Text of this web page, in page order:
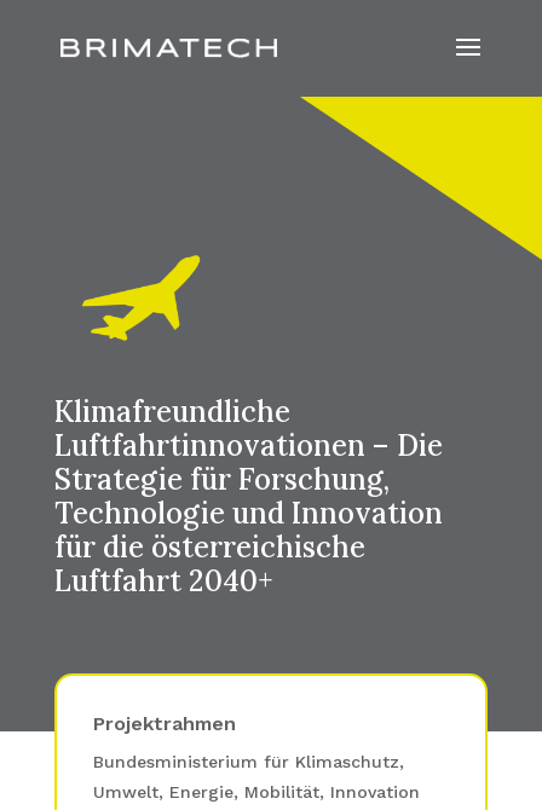
Klimafreundliche
Luftfahrtinnovationen – Die
Strategie für Forschung,
Technologie und Innovation
für die österreichische
Luftfahrt 2040+
Projektrahmen
Bundesministerium für Klimaschutz,
Umwelt, Energie, Mobilität, Innovation